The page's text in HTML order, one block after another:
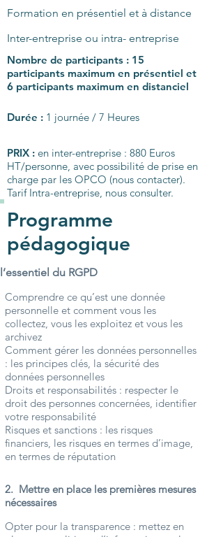
Formation en présentiel et à distance
Inter-entreprise ou intra- entreprise
Nombre de participants : 15
participants maximum en présentiel et
6 participants maximum en distanciel
Durée : 1 journée / 7 Heures
PRIX : en inter-entreprise : 880 Euros
HT/personne, avec possibilité de prise en
charge par les OPCO (nous contacter).
Tarif Intra-entreprise, nous consulter.
Programme
pédagogique
l’essentiel du RGPD
Comprendre ce qu’est une donnée
personnelle et comment vous les
collectez, vous les exploitez et vous les
archivez
Comment gérer les données personnelles
: les principes clés, la sécurité des
données personnelles
Droits et responsabilités : respecter le
droit des personnes concernées, identifier
votre responsabilité
Risques et sanctions : les risques
financiers, les risques en termes d’image,
en termes de réputation
2. Mettre en place les premières mesures
nécessaires
Opter pour la transparence : mettez en